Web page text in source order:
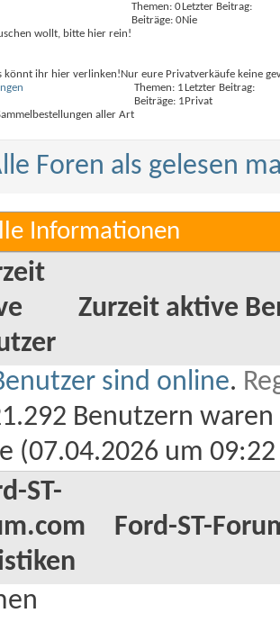
wollt, bitte hier rein!
Themen: 0
Beiträge: 0
Letzter Beitrag:
Nie
könnt ihr hier verlinken!Nur eure Privatverkäufe keine
aller Art
Themen: 1
Beiträge: 1
Letzter Beitrag:
Privat
Foren als gelesen
Informationen
Zurzeit aktive
sind online.
Benutzern
(07.04.2026 um 09:22
Ford-ST-